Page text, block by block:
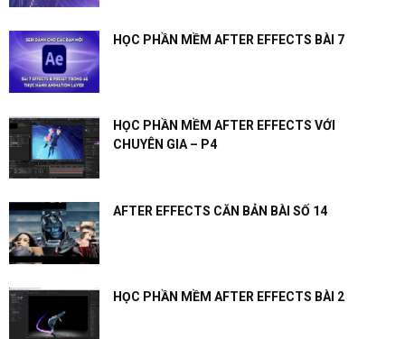
HỌC PHẦN MỀM AFTER EFFECTS BÀI 7
HỌC PHẦN MỀM AFTER EFFECTS VỚI
CHUYÊN GIA – P4
AFTER EFFECTS CĂN BẢN BÀI SỐ 14
HỌC PHẦN MỀM AFTER EFFECTS BÀI 2